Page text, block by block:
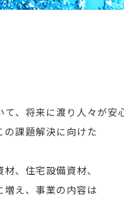
、将来に渡り人々が安
課題解決に向けた
、住宅設備資材、
え、事業の内容は